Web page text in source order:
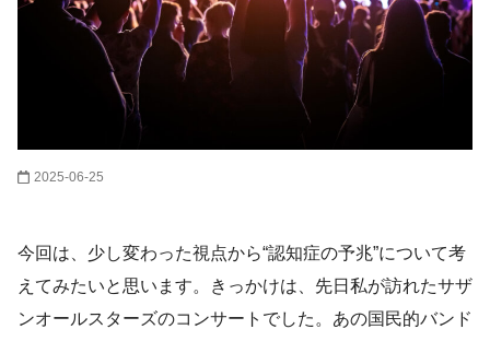
2025-06-25
今回は、少し変わった視点から“認知症の予兆”について考
えてみたいと思います。きっかけは、先日私が訪れたサザ
ンオールスターズのコンサートでした。あの国民的バンド